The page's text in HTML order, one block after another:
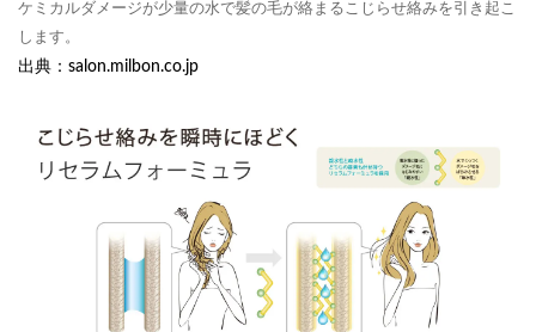
ケミカルダメージが少量の水で髪の毛が絡まるこじらせ絡みを引き起こ
します。
出典：salon.milbon.co.jp